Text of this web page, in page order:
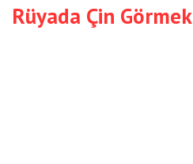
Rüyada Çin Görmek